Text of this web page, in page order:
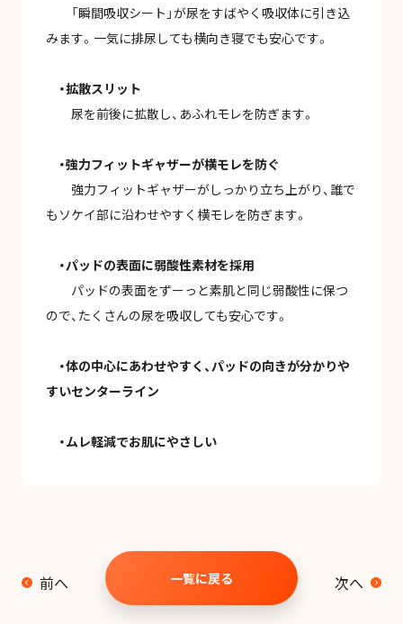
「瞬間吸収シート」が尿をすばやく吸収体に引き込
みます。一気に排尿しても横向き寝でも安心です。
・拡散スリット
尿を前後に拡散し、あふれモレを防ぎます。
・強力フィットギャザーが横モレを防ぐ
強力フィットギャザーがしっかり立ち上がり、誰で
もソケイ部に沿わせやすく横モレを防ぎます。
・パッドの表面に弱酸性素材を採用
パッドの表面をずーっと素肌と同じ弱酸性に保つ
ので、たくさんの尿を吸収しても安心です。
・体の中心にあわせやすく、パッドの向きが分かりや
すいセンターライン
・ムレ軽減でお肌にやさしい
前へ 一覧に戻る 次へ